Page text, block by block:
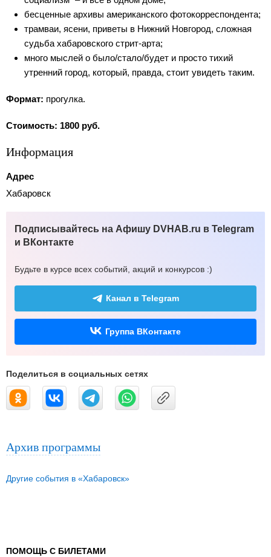
бесценные архивы американского фотокорреспондента;
трамваи, ясени, приветы в Нижний Новгород, сложная
судьба хабаровского стрит-арта;
много мыслей о было/стало/будет и просто тихий
утренний город, который, правда, стоит увидеть таким.
Формат: прогулка.
Стоимость: 1800 руб.
Информация
Адрес
Хабаровск
Подписывайтесь на Афишу DVHAB.ru в Telegram
и ВКонтакте
Будьте в курсе всех событий, акций и конкурсов :)
Канал в Telegram
Группа ВКонтакте
Поделиться в социальных сетях
Архив программы
Другие события в «Хабаровск»
ПОМОЩЬ С БИЛЕТАМИ